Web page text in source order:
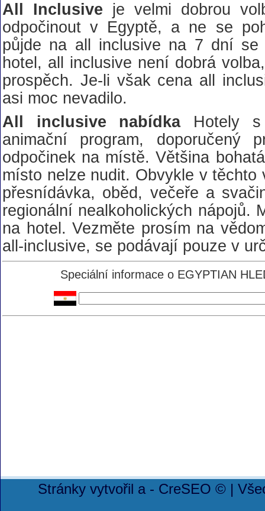
All Inclusive je velmi dobrou
odpočinout v Egyptě, a ne se
půjde na all inclusive na 7 dní
hotel, all inclusive není dobrá
prospěch. Je-li však cena all
asi moc nevadilo.
All inclusive nabídka Hotely
animační program,
odpočinek na místě. Většina
místo nelze nudit. Obvykle v
přesnídávka, oběd, večeře a
regionální nealkoholických nápojů.
na hotel. Vezměte prosím na
all-inclusive, se podávají pouze v
Speciální informace o EGYPTIAN
Stránky vytvořil a - CreSEO © |